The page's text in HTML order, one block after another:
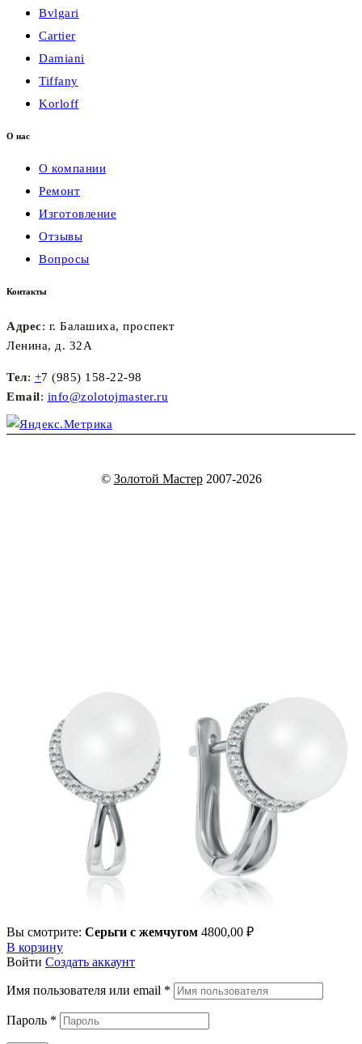
Bvlgari
Cartier
Damiani
Tiffany
Korloff
О нас
О компании
Ремонт
Изготовление
Отзывы
Вопросы
Контакты
Адрес: г. Балашиха, проспект
Ленина, д. 32А
Тел: +7 (985) 158-22-98
Email: info@zolotojmaster.ru
© Золотой Мастер2007-2026
Вы смотрите: Серьги с жемчугом 4800,00 ₽
В корзину
Войти Создать аккаунт
Имя пользователя или email *
Пароль *